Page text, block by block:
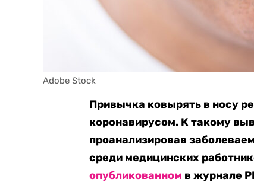
Adobe Stock
Привычка ковырять в носу
коронавирусом. К такому
проанализировав
среди медицинских
опубликованном в журнале